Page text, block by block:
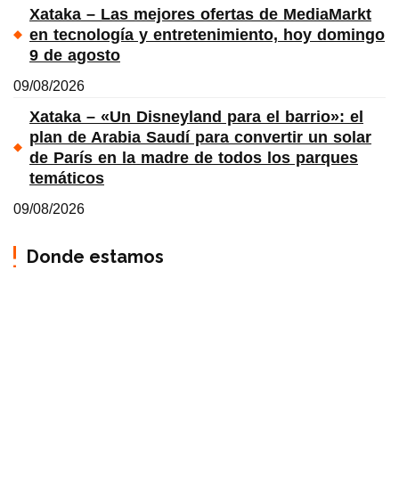
Xataka – Las mejores ofertas de MediaMarkt
en tecnología y entretenimiento, hoy domingo
9 de agosto
09/08/2026
Xataka – «Un Disneyland para el barrio»: el
plan de Arabia Saudí para convertir un solar
de París en la madre de todos los parques
temáticos
09/08/2026
Donde estamos